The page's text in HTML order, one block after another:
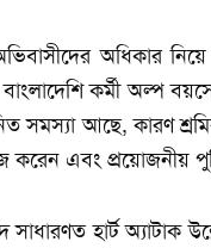
অধিকার
কর্মী অল্প
সমস্যা আছে, কারণ
করেন এবং প্রয়োজনীয়
সাধারণত হার্ট